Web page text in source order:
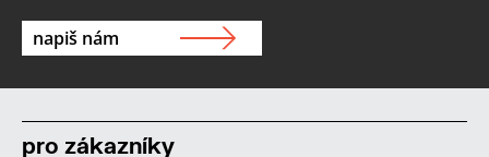
pro zákazníky